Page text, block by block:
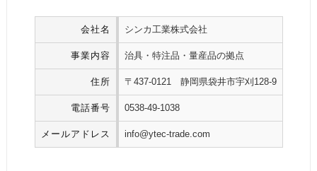
会社名 シンカ工業株式会社
事業内容 治具・特注品・量産品の拠点
住所 〒437-0121 静岡県袋井市宇刈128-9
電話番号 0538-49-1038
メールアドレス info@ytec-trade.com